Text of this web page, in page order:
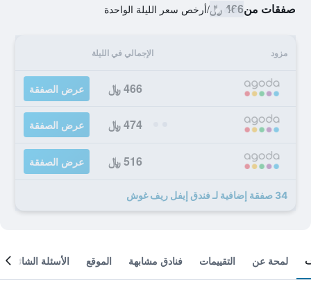
صفقات من466 ﷼ /أرخص سعر الليلة الواحدة
مزود الإجمالي في الليلة
466 ﷼ عرض الصفقة
474 ﷼ عرض الصفقة
516 ﷼ عرض الصفقة
34 صفقة إضافية لـ فندق إيفل ريف غوش
لمحة عن التقييمات فنادق مشابهة الموقع الأسئلة الشائعة